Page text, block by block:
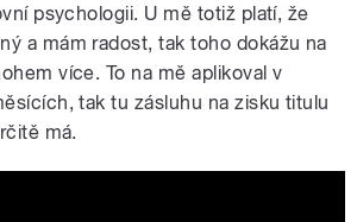
psychologii. U mě totiž platí, že
a mám radost, tak toho dokážu na
více. To na mě aplikoval v
tak tu zásluhu na zisku titulu
má.